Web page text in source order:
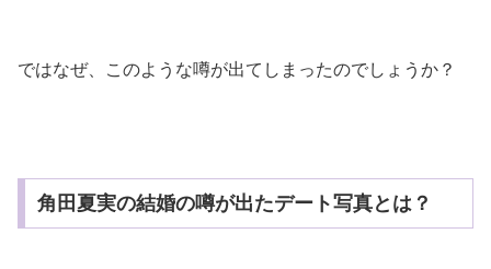
ではなぜ、このような噂が出てしまったのでしょうか？
角田夏実の結婚の噂が出たデート写真とは？